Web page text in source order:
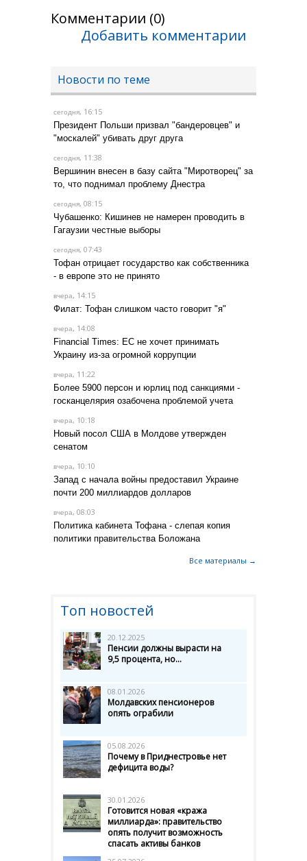
Комментарии (0)
Добавить комментарии
Новости по теме
сегодня, 16:15
Президент Польши призвал "бандеровцев" и
"москалей" убивать друг друга
сегодня, 11:38
Вершинин внесен в базу сайта "Миротворец" за
то, что поднимал проблему Днестра
сегодня, 08:15
Чубашенко: Кишинев не намерен проводить в
Гагаузии честные выборы
сегодня, 07:43
Тофан отрицает государство как собственника
- в европе это не принято
вчера, 14:15
Филат: Тофан слишком часто говорит "я"
вчера, 14:08
Financial Times: ЕС не хочет принимать
Украину из-за огромной коррупции
вчера, 11:22
Более 5900 персон и юрлиц под санкциями -
госканцелярия озабочена проблемой учета
вчера, 10:18
Новый посол США в Молдове утвержден
сенатом
вчера, 10:10
Запад с начала войны предоставил Украине
почти 200 миллиардов долларов
вчера, 08:03
Политика кабинета Тофана - слепая копия
политики правительства Боложана
Все материалы →
Топ новостей
20.12.2025
Пенсии должны вырасти на
9,5 процента, но...
08.01.2026
Молдавских пенсионеров
опять ограбили
05.08.2026
Почему в Приднестровье нет
дефицита воды?
30.01.2026
Готовится новая «кража
миллиарда»: правительство
опять получит возможность
спасать активы банков